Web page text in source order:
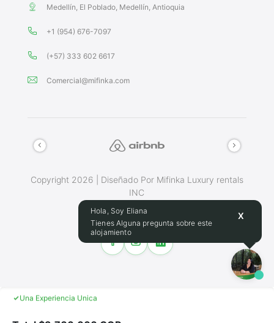
Hola, Soy Eliana
Tienes Alguna pregunta sobre este
alojamiento
X
Haz de este lugar tu hogar
Ambiente confortable y acogedor
Medellín, El Poblado, Medellín, Antioquia
+1 (954) 676-7097
(+57) 333 602 6617
Comercial@mifinka.com
Copyright 2026 | Diseñado Por Mifinka Luxury rentals
INC
Terminos Y Condiciones